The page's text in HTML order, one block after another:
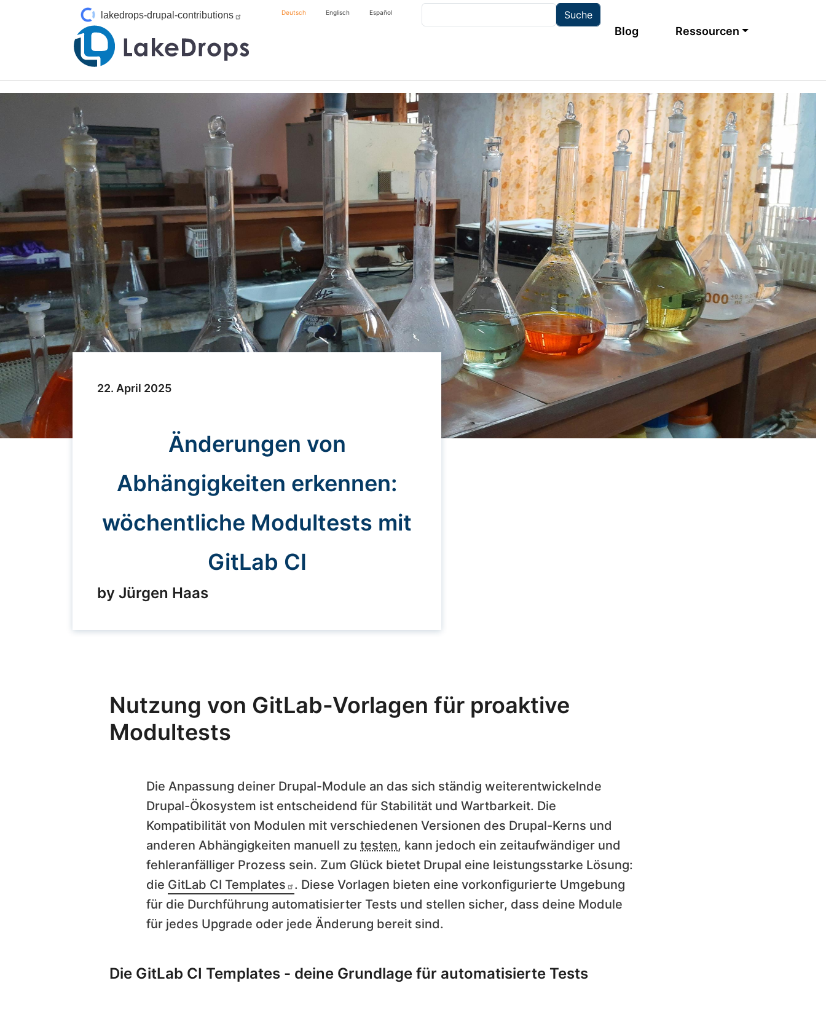
lakedrops-drupal-contributions Deutsch Englisch Español
Main navigation
Blog Ressourcen
22. April 2025
Änderungen von
Abhängigkeiten erkennen:
wöchentliche Modultests mit
GitLab CI
by Jürgen Haas
Nutzung von GitLab-Vorlagen für proaktive
Modultests
Die Anpassung deiner Drupal-Module an das sich ständig weiterentwickelnde
Drupal-Ökosystem ist entscheidend für Stabilität und Wartbarkeit. Die
Kompatibilität von Modulen mit verschiedenen Versionen des Drupal-Kerns und
anderen Abhängigkeiten manuell zu testen, kann jedoch ein zeitaufwändiger und
fehleranfälliger Prozess sein. Zum Glück bietet Drupal eine leistungsstarke Lösung:
die GitLab CI Templates
. Diese Vorlagen bieten eine vorkonfigurierte Umgebung
für die Durchführung automatisierter Tests und stellen sicher, dass deine Module
für jedes Upgrade oder jede Änderung bereit sind.
Die GitLab CI Templates - deine Grundlage für automatisierte Tests